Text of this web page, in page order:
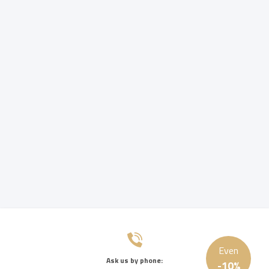
Ask us by phone:
Even
-10%